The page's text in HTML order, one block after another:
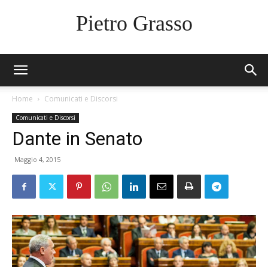
Pietro Grasso
Home Comunicati e Discorsi
Comunicati e Discorsi
Dante in Senato
Maggio 4, 2015